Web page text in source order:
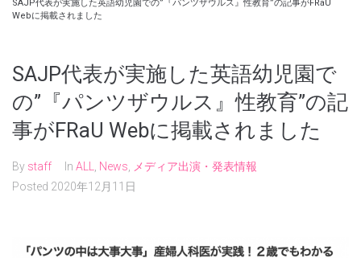
SAJP代表が実施した英語幼児園での”『パンツザウルス』性教育”の記事がFRaU
Webに掲載されました
SAJP代表が実施した英語幼児園で
の”『パンツザウルス』性教育”の記
事がFRaU Webに掲載されました
By staff In ALL News
メディア出演・発表情報
Posted 2020年12月11日